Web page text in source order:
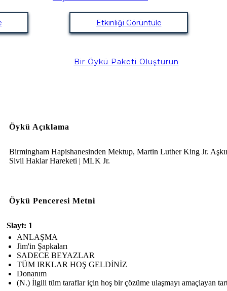
Etkinliği Görüntüle
Bir Öykü Paketi Oluşturun
Öykü Açıklama
Birmingham Hapishanesinden Mektup, Martin Luther King Jr.
Sivil Haklar Hareketi | MLK Jr.
Öykü Penceresi Metni
Slayt: 1
ANLAŞMA
Jim'in Şapkaları
SADECE BEYAZLAR
TÜM IRKLAR HOŞ GELDİNİZ
Donanım
(N.) İlgili tüm taraflar için hoş bir çözüme ulaşmayı amaçlayan